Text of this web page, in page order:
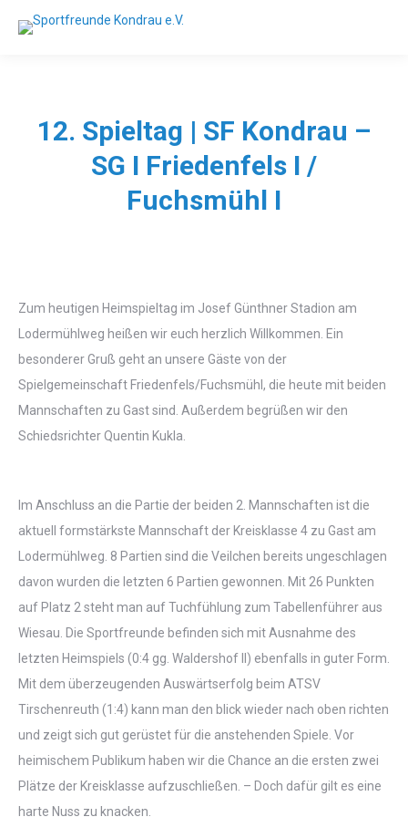
12. Spieltag | SF Kondrau –
SG I Friedenfels I /
Fuchsmühl I
Zum heutigen Heimspieltag im Josef Günthner Stadion am
Lodermühlweg heißen wir euch herzlich Willkommen. Ein
besonderer Gruß geht an unsere Gäste von der
Spielgemeinschaft Friedenfels/Fuchsmühl, die heute mit beiden
Mannschaften zu Gast sind. Außerdem begrüßen wir den
Schiedsrichter Quentin Kukla.
Im Anschluss an die Partie der beiden 2. Mannschaften ist die
aktuell formstärkste Mannschaft der Kreisklasse 4 zu Gast am
Lodermühlweg. 8 Partien sind die Veilchen bereits ungeschlagen
davon wurden die letzten 6 Partien gewonnen. Mit 26 Punkten
auf Platz 2 steht man auf Tuchfühlung zum Tabellenführer aus
Wiesau. Die Sportfreunde befinden sich mit Ausnahme des
letzten Heimspiels (0:4 gg. Waldershof II) ebenfalls in guter Form.
Mit dem überzeugenden Auswärtserfolg beim ATSV
Tirschenreuth (1:4) kann man den blick wieder nach oben richten
und zeigt sich gut gerüstet für die anstehenden Spiele. Vor
heimischem Publikum haben wir die Chance an die ersten zwei
Plätze der Kreisklasse aufzuschließen. – Doch dafür gilt es eine
harte Nuss zu knacken.